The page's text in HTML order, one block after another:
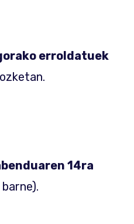
erroldatuek
14ra